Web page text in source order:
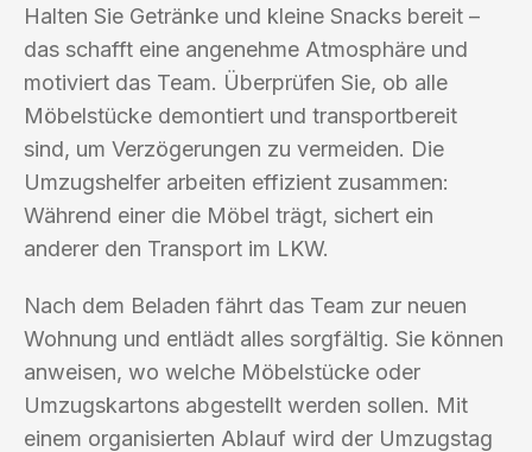
Halten Sie Getränke und kleine Snacks bereit –
das schafft eine angenehme Atmosphäre und
motiviert das Team. Überprüfen Sie, ob alle
Möbelstücke demontiert und transportbereit
sind, um Verzögerungen zu vermeiden. Die
Umzugshelfer arbeiten effizient zusammen:
Während einer die Möbel trägt, sichert ein
anderer den Transport im LKW.
Nach dem Beladen fährt das Team zur neuen
Wohnung und entlädt alles sorgfältig. Sie können
anweisen, wo welche Möbelstücke oder
Umzugskartons abgestellt werden sollen. Mit
einem organisierten Ablauf wird der Umzugstag